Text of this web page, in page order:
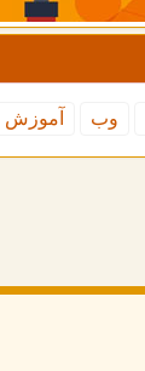
وب آموزش